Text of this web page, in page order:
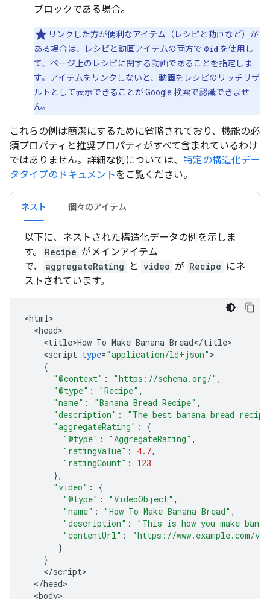
ブロックである場合。
リンクした方が便利なアイテム（レシピと動画など）が
ある場合は、レシピと動画アイテムの両方で @id を使用し
て、ページ上のレシピに関する動画であることを指定しま
す。アイテムをリンクしないと、動画をレシピのリッチリザ
ルトとして表示できることが Google 検索で認識できませ
ん。
これらの例は簡潔にするために省略されており、機能の必
須プロパティと推奨プロパティがすべて含まれているわけ
ではありません。詳細な例については、 特定の構造化デー
タタイプのドキュメントをご覧ください。
ネスト 個々のアイテム
以下に、ネストされた構造化データの例を示しま
す。
Recipe がメインアイテム
で、
aggregateRating と video が Recipe にネ
ストされています。
<html
<head
<title>How To Make Banana Bread</title
<script type="application/ld+json"
{
"@context" : "https://schema.org/" ,
"@type" : "Recipe" ,
"name" : "Banana Bread Recipe" ,
"description" :
"The best banana bread
"aggregateRating" :
{
"@type" : "AggregateRating" ,
"ratingValue" : 4.7,
"ratingCount" :
123
},
"video" :
{
"@type" : "VideoObject" ,
"name" : "How To Make Banana Bread" ,
"description" :
"This is how you make
"contentUrl" :
"https://www.example.com/
}
}
</script
</head
<body